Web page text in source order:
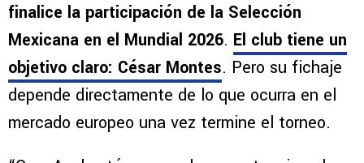
finalice la participación de la Selección
Mexicana en el Mundial 2026. El club tiene un
objetivo claro: César Montes. Pero su fichaje
depende directamente de lo que ocurra en el
mercado europeo una vez termine el torneo.